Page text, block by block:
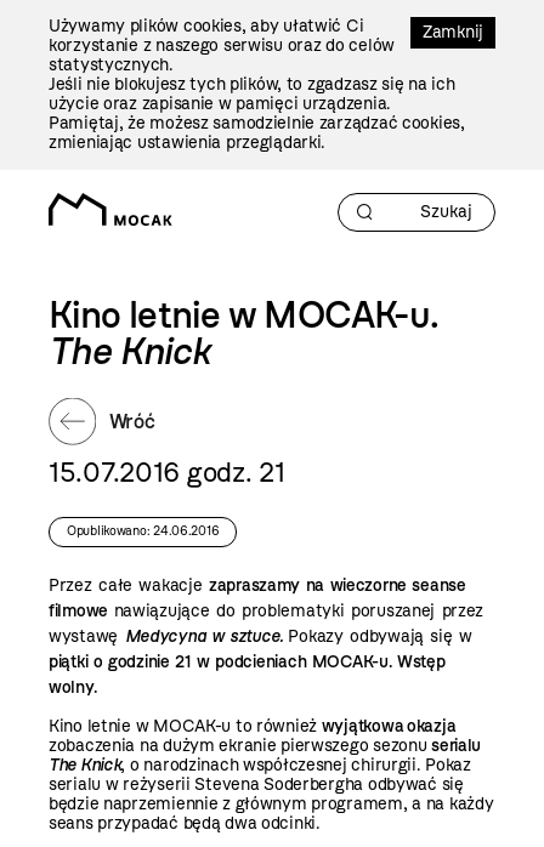
Zamknij
Używamy plików cookies, aby ułatwić Ci
korzystanie z naszego serwisu oraz do celów
statystycznych.
Jeśli nie blokujesz tych plików, to zgadzasz się na ich
użycie oraz zapisanie w pamięci urządzenia.
Pamiętaj, że możesz samodzielnie zarządzać cookies,
zmieniając ustawienia przeglądarki.
Kino letnie w MOCAK-u.
The Knick
Wróć
15.07.2016 godz. 21
Opublikowano: 24.06.2016
Przez całe wakacje zapraszamy na wieczorne seanse
filmowe nawiązujące do problematyki poruszanej przez
wystawę Medycyna w sztuce. Pokazy odbywają się w
piątki o godzinie 21 w podcieniach MOCAK-u. Wstęp
wolny.
Kino letnie w MOCAK-u to również wyjątkowa okazja
zobaczenia na dużym ekranie pierwszego sezonuserialu
The Knick, o narodzinach współczesnej chirurgii. Pokaz
serialu w reżyserii Stevena Soderbergha odbywać się
będzie naprzemiennie z głównym programem, a na każdy
seans przypadać będą dwa odcinki.